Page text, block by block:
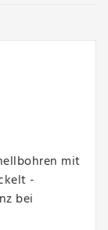
mit
-
bei